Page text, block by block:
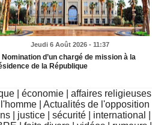
Jeudi 6 Août 2026 - 11:37
Nomination d’un chargé de mission à la
de la République
économie affaires religieuses
Actualités de l'opposition
justice sécurité international